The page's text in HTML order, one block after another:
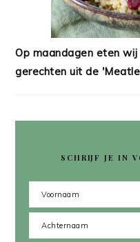
Op maandagen eten
gerechten uit de
SCHRIJF JE IN